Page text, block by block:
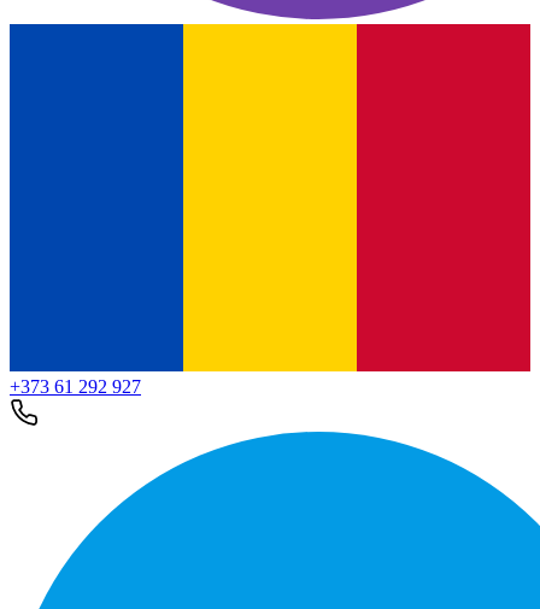
+373 61 292 927